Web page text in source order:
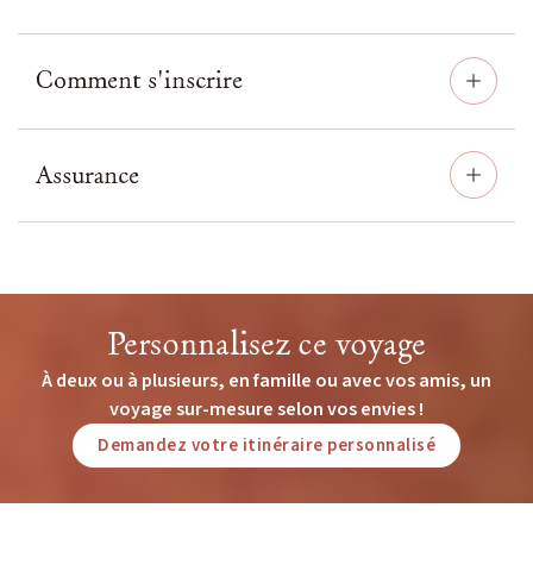
Comment s'inscrire
Assurance
Personnalisez ce voyage
À deux ou à plusieurs, en famille ou avec vos amis, un
voyage sur-mesure selon vos envies !
Demandez votre itinéraire personnalisé